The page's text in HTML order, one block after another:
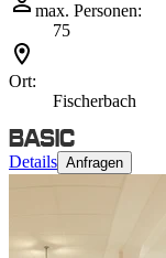
max. Personen:
75
Ort:
Fischerbach
Details Anfragen